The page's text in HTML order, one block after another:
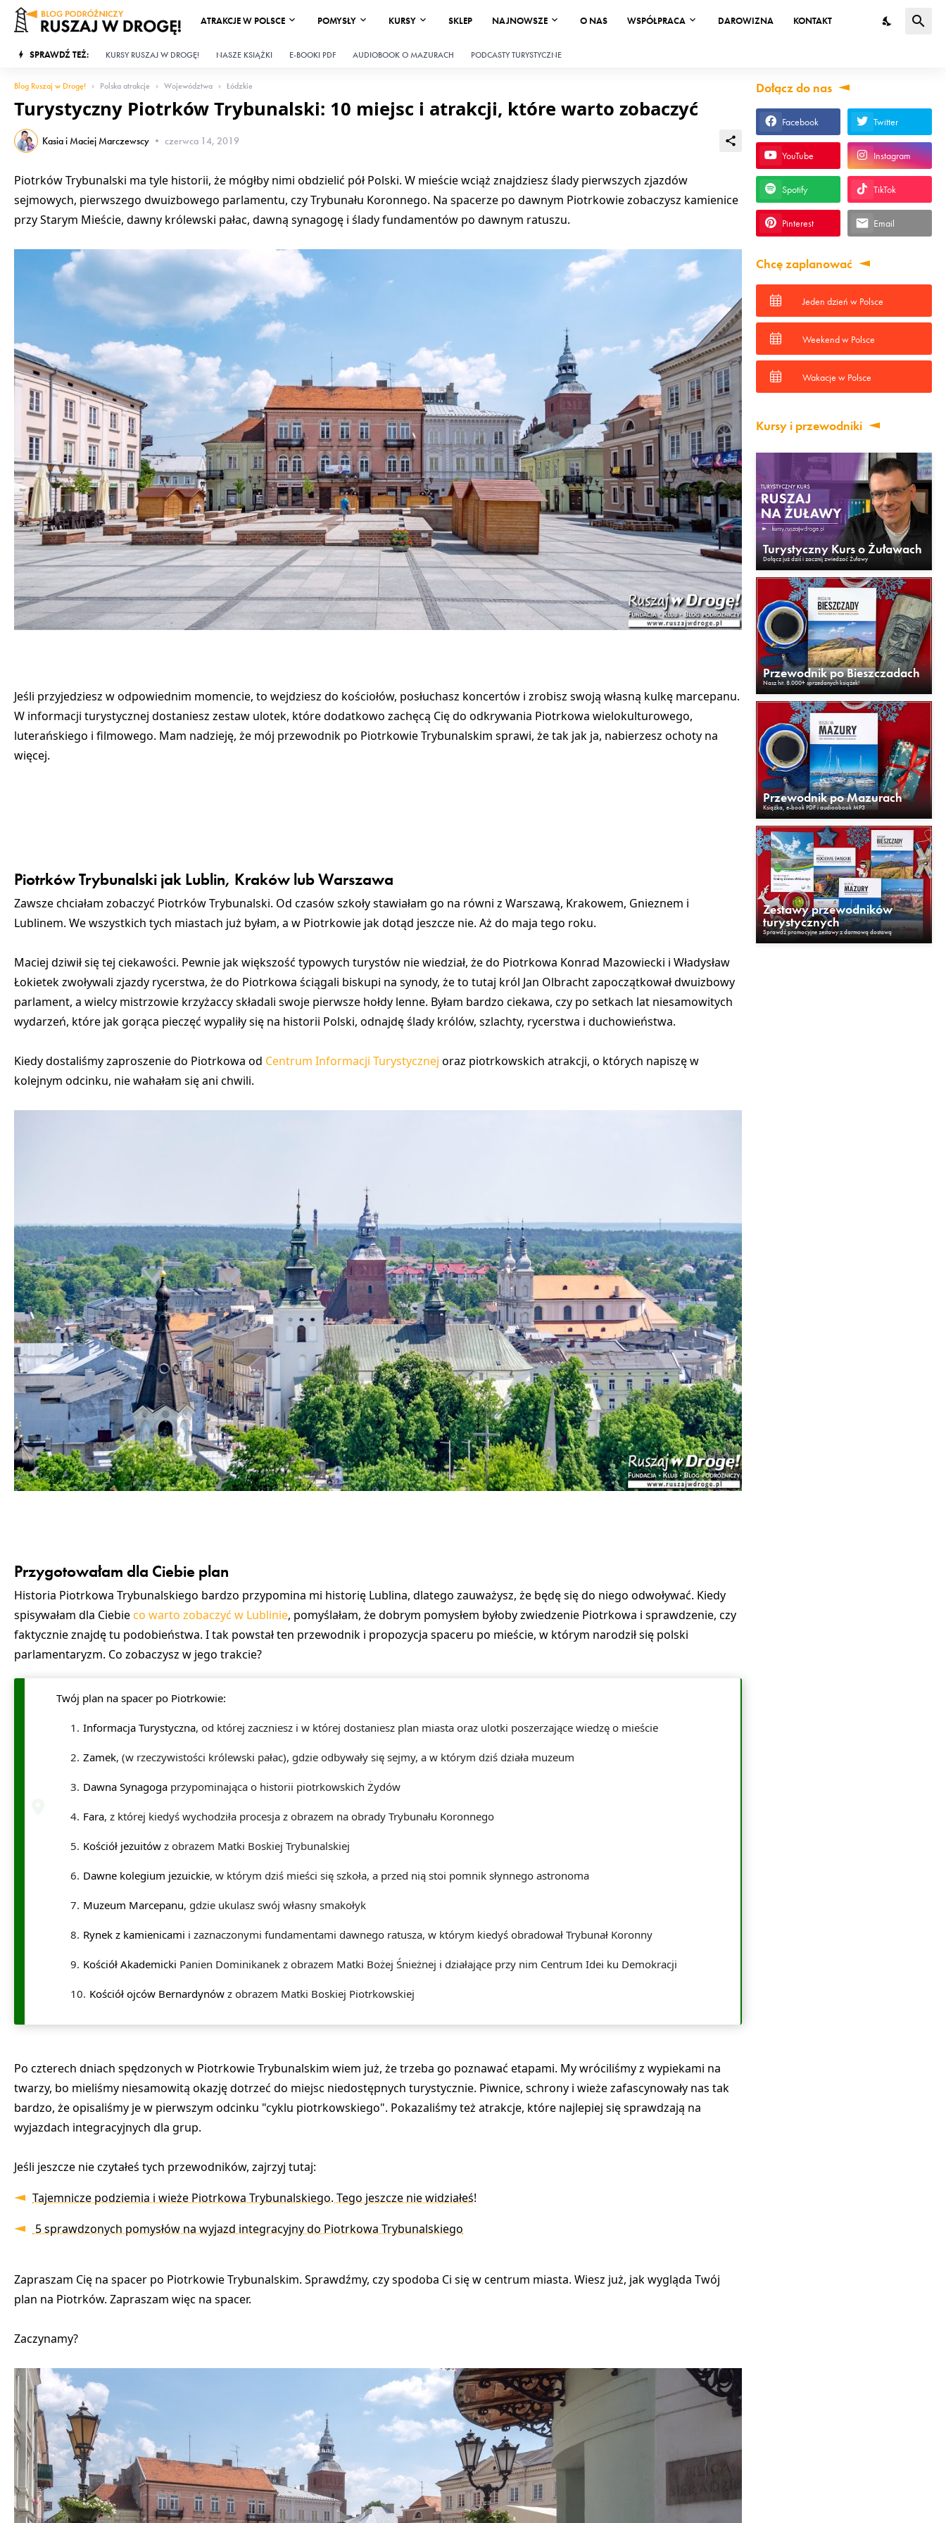
ATRAKCJE W POLSCE POMYSŁY KURSY SKLEP NAJNOWSZE O NAS WSPÓŁPRACA DAROWIZNA KONTAKT
SPRAWDŹ TEŻ: KURSY RUSZAJ W DROGĘ! NASZE KSIĄŻKI E-BOOKI PDF AUDIOBOOK O MAZURACH PODCASTY TURYSTYCZNE
Blog Ruszaj w Drogę! Polska atrakcje Województwa Łódzkie
Turystyczny Piotrków Trybunalski: 10 miejsc i atrakcji, które warto zobaczyć
Kasia i Maciej Marczewscy • czerwca 14, 2019
Piotrków Trybunalski ma tyle historii, że mógłby nimi obdzielić pół Polski. W mieście wciąż znajdziesz ślady pierwszych zjazdów
sejmowych, pierwszego dwuizbowego parlamentu, czy Trybunału Koronnego. Na spacerze po dawnym Piotrkowie zobaczysz kamienice
przy Starym Mieście, dawny królewski pałac, dawną synagogę i ślady fundamentów po dawnym ratuszu.
Jeśli przyjedziesz w odpowiednim momencie, to wejdziesz do kościołów, posłuchasz koncertów i zrobisz swoją własną kulkę marcepanu.
W informacji turystycznej dostaniesz zestaw ulotek, które dodatkowo zachęcą Cię do odkrywania Piotrkowa wielokulturowego,
luterańskiego i filmowego. Mam nadzieję, że mój przewodnik po Piotrkowie Trybunalskim sprawi, że tak jak ja, nabierzesz ochoty na
więcej.
Piotrków Trybunalski jak Lublin, Kraków lub Warszawa
Zawsze chciałam zobaczyć Piotrków Trybunalski. Od czasów szkoły stawiałam go na równi z Warszawą, Krakowem, Gnieznem i
Lublinem. We wszystkich tych miastach już byłam, a w Piotrkowie jak dotąd jeszcze nie. Aż do maja tego roku.
Maciej dziwił się tej ciekawości. Pewnie jak większość typowych turystów nie wiedział, że do Piotrkowa Konrad Mazowiecki i Władysław
Łokietek zwoływali zjazdy rycerstwa, że do Piotrkowa ściągali biskupi na synody, że to tutaj król Jan Olbracht zapoczątkował dwuizbowy
parlament, a wielcy mistrzowie krzyżaccy składali swoje pierwsze hołdy lenne. Byłam bardzo ciekawa, czy po setkach lat niesamowitych
wydarzeń, które jak gorąca pieczęć wypaliły się na historii Polski, odnajdę ślady królów, szlachty, rycerstwa i duchowieństwa.
Kiedy dostaliśmy zaproszenie do Piotrkowa od Centrum Informacji Turystycznej oraz piotrkowskich atrakcji, o których napiszę w
kolejnym odcinku, nie wahałam się ani chwili.
Przygotowałam dla Ciebie plan
Historia Piotrkowa Trybunalskiego bardzo przypomina mi historię Lublina, dlatego zauważysz, że będę się do niego odwoływać. Kiedy
spisywałam dla Ciebieco warto zobaczyć w Lublinie, pomyślałam, że dobrym pomysłem byłoby zwiedzenie Piotrkowa i sprawdzenie, czy
faktycznie znajdę tu podobieństwa. I tak powstał ten przewodnik i propozycja spaceru po mieście, w którym narodził się polski
parlamentaryzm. Co zobaczysz w jego trakcie?
Twój plan na spacer po Piotrkowie:
Informacja Turystyczna, od której zaczniesz i w której dostaniesz plan miasta oraz ulotki poszerzające wiedzę o mieście
Zamek, (w rzeczywistości królewski pałac), gdzie odbywały się sejmy, a w którym dziś działa muzeum
Dawna Synagoga przypominająca o historii piotrkowskich Żydów
Fara, z której kiedyś wychodziła procesja z obrazem na obrady Trybunału Koronnego
Kościół jezuitów z obrazem Matki Boskiej Trybunalskiej
Dawne kolegium jezuickie, w którym dziś mieści się szkoła, a przed nią stoi pomnik słynnego astronoma
Muzeum Marcepanu, gdzie ukulasz swój własny smakołyk
Rynek z kamienicami i zaznaczonymi fundamentami dawnego ratusza, w którym kiedyś obradował Trybunał Koronny
Kościół Akademicki Panien Dominikanek z obrazem Matki Bożej Śnieżnej i działające przy nim Centrum Idei ku Demokracji
Kościół ojców Bernardynów z obrazem Matki Boskiej Piotrkowskiej
Po czterech dniach spędzonych w Piotrkowie Trybunalskim wiem już, że trzeba go poznawać etapami. My wróciliśmy z wypiekami na
twarzy, bo mieliśmy niesamowitą okazję dotrzeć do miejsc niedostępnych turystycznie. Piwnice, schrony i wieże zafascynowały nas tak
bardzo, że opisaliśmy je w pierwszym odcinku "cyklu piotrkowskiego". Pokazaliśmy też atrakcje, które najlepiej się sprawdzają na
wyjazdach integracyjnych dla grup.
Jeśli jeszcze nie czytałeś tych przewodników, zajrzyj tutaj:
Tajemnicze podziemia i wieże Piotrkowa Trybunalskiego. Tego jeszcze nie widziałeś!
5 sprawdzonych pomysłów na wyjazd integracyjny do Piotrkowa Trybunalskiego
Zapraszam Cię na spacer po Piotrkowie Trybunalskim. Sprawdźmy, czy spodoba Ci się w centrum miasta. Wiesz już, jak wygląda Twój
plan na Piotrków. Zapraszam więc na spacer.
Zaczynamy?
Dołącz do nas
Facebook Twitter
YouTube Instagram
Spotify TikTok
Pinterest Email
Chcę zaplanować
Jeden dzień w Polsce
Weekend w Polsce
Wakacje w Polsce
Kursy i przewodniki
Turystyczny Kurs o Żuławach
Dołącz już dziś i zacznij zwiedzać Żuławy
Przewodnik po Bieszczadach
Nasz hit. 8.000+ sprzedanych książek!
Przewodnik po Mazurach
Książka, e-book PDF i audioobook MP3
Zestawy przewodników
turystycznych
Sprawdź promocyjne zestawy z darmową dostawą